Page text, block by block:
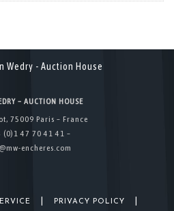
– AUCTION HOUSE
75009 Paris – France
(0)1 47 70 41 41 –
encheres.com
PRIVACY POLICY